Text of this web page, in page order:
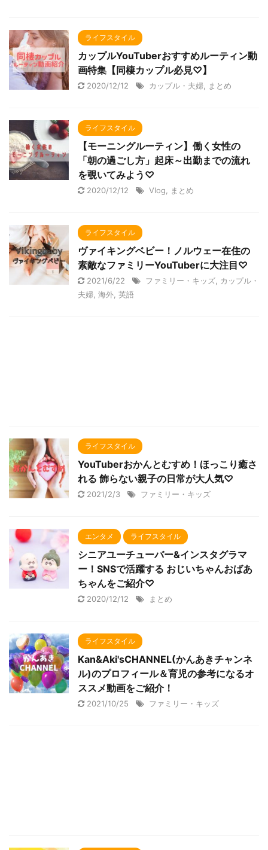
ライフスタイル
カップルYouTuberおすすめルーティン動
画特集【同棲カップル必見♡】
2020/12/12 カップル・夫婦 まとめ
ライフスタイル
【モーニングルーティン】働く女性の
「朝の過ごし方」起床～出勤までの流れ
を覗いてみよう♡
2020/12/12 Vlog まとめ
ライフスタイル
ヴァイキングベビー！ノルウェー在住の
素敵なファミリーYouTuberに大注目♡
2021/6/22 ファミリー・キッズ
カップル・
夫婦 海外 英語
ライフスタイル
YouTuberおかんとむすめ！ほっこり癒さ
れる 飾らない親子の日常が大人気♡
2021/2/3 ファミリー・キッズ
エンタメ ライフスタイル
シニアユーチューバー&インスタグラマ
ー！SNSで活躍する おじいちゃんおばあ
ちゃんをご紹介♡
2020/12/12 まとめ
ライフスタイル
Kan&Aki'sCHANNEL(かんあきチャンネ
ル)のプロフィール＆育児の参考になるオ
ススメ動画をご紹介！
2021/10/25 ファミリー・キッズ